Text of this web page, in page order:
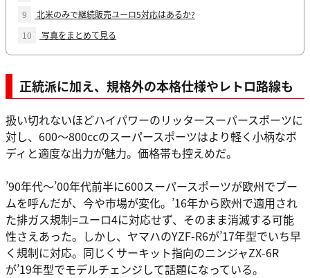
9
北米のみで継続販売ユーロ5対応はあるか?
10
写真をまとめて見る
正統派に加え、規格外の本格仕様やレトロ路線も
扱い切れないほどハイパワーのリッタースーパースポーツに
対し、600〜800ccのスーパースポーツはより軽く小柄なボ
ディと適度な出力が魅力。価格帯も控えめだ。
’90年代〜’00年代前半に600スーパースポーツが欧州でブー
ムを呼んだが、今や市場が変化。’16年から欧州で適用され
た排ガス規制=ユーロ4に対応せず、そのまま消滅する可能
性さえあった。しかし、ヤマハのYZF-R6が’17年型でいち早
く規制に対応。同じくサーキット指向のニンジャZX-6R
が’19年型でモデルチェンジして話題になっている。